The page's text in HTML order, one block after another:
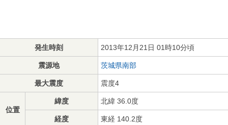
発生時刻 2013年12月21日 01時10分頃
震源地 茨城県南部
最大震度 震度4
位置
緯度 北緯 36.0度
経度 東経 140.2度